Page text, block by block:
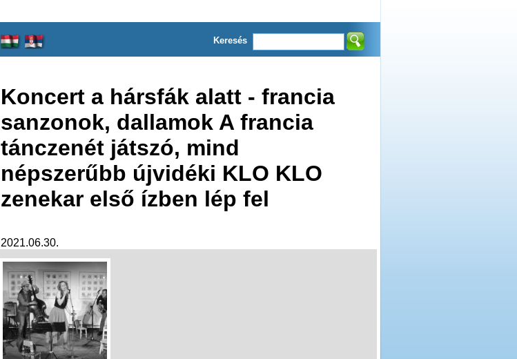
Keresés
Koncert a hársfák alatt - francia
sanzonok, dallamok A francia
tánczenét játszó, mind
népszerűbb újvidéki KLO KLO
zenekar első ízben lép fel
2021.06.30.